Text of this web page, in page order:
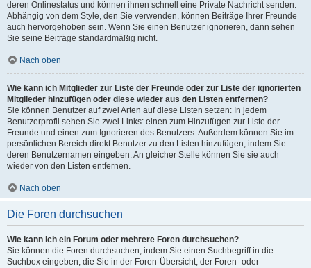
deren Onlinestatus und können ihnen schnell eine Private Nachricht senden.
Abhängig von dem Style, den Sie verwenden, können Beiträge Ihrer Freunde
auch hervorgehoben sein. Wenn Sie einen Benutzer ignorieren, dann sehen
Sie seine Beiträge standardmäßig nicht.
Nach oben
Wie kann ich Mitglieder zur Liste der Freunde oder zur Liste der ignorierten
Mitglieder hinzufügen oder diese wieder aus den Listen entfernen?
Sie können Benutzer auf zwei Arten auf diese Listen setzen: In jedem
Benutzerprofil sehen Sie zwei Links: einen zum Hinzufügen zur Liste der
Freunde und einen zum Ignorieren des Benutzers. Außerdem können Sie im
persönlichen Bereich direkt Benutzer zu den Listen hinzufügen, indem Sie
deren Benutzernamen eingeben. An gleicher Stelle können Sie sie auch
wieder von den Listen entfernen.
Nach oben
Die Foren durchsuchen
Wie kann ich ein Forum oder mehrere Foren durchsuchen?
Sie können die Foren durchsuchen, indem Sie einen Suchbegriff in die
Suchbox eingeben, die Sie in der Foren-Übersicht, der Foren- oder